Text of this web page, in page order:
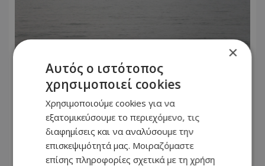
Όροι-«φωτιά» από το Ιράν για το
άνοιγμα των Στενών του Ορμούζ:
Επαναφέρει την αξίωση για
αποζημιώσεις, άρση κυρώσεων και
αποχώρηση των ΗΠΑ
×
Αυτός ο ιστότοπος
χρησιμοποιεί cookies
Χρησιμοποιούμε cookies για να
εξατομικεύσουμε το περιεχόμενο, τις
διαφημίσεις και να αναλύσουμε την
επισκεψιμότητά μας. Μοιραζόμαστε
επίσης πληροφορίες σχετικά με τη χρήση